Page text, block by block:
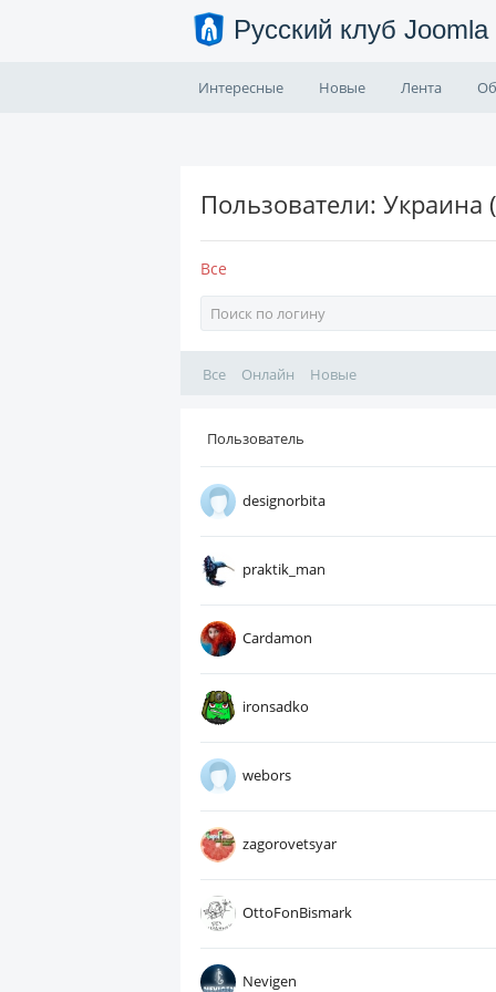
Русский клуб Joomla
Интересные Новые Лента
Пользователи: Украина
Все
Все Онлайн Новые
Пользователь
designorbita
praktik_man
Cardamon
ironsadko
webors
zagorovetsyar
OttoFonBismark
Nevigen